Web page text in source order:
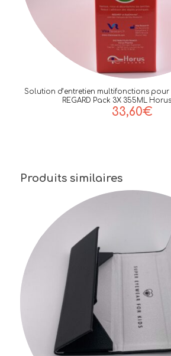
Solution d’entretien multifonctions
REGARD Pack 3X 355ML
33,60€
Produits similaires